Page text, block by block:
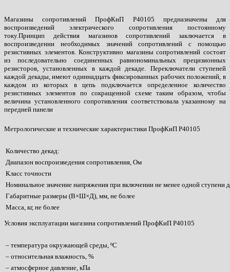
Магазины сопротивлений ПрофКиП Р40105 предназначены для
воспроизведений электрического сопротивления постоянному
току.Принцип действия магазинов сопротивлений заключается в
воспроизведении необходимых значений сопротивлений с помощью
резистивных элементов. Конструктивно магазины сопротивлений состоят
из последовательно соединенных равнономинальных прецизионных
резисторов, установленных в каждой декаде. Переключатели ступеней
каждой декады, имеют одиннадцать фиксированных рабочих положений, в
каждом из которых в цепь подключается определенное количество
резистивных элементов по сокращенной схеме таким образом, чтобы
величина установленного сопротивления соответствовала указанному на
передней панели
Метрологические и технические характеристики ПрофКиП Р40105
Количество декад:
Диапазон воспроизведения сопротивления, Ом
Класс точности
Номинальное значение напряжения при включении не менее одной ступени
Габаритные размеры (В×Ш×Д), мм, не более
Масса, кг, не более
Условия эксплуатации магазина сопротивлений ПрофКиП Р40105
– температура окружающей среды, ºС
– относительная влажность, %
– атмосферное давление, кПа